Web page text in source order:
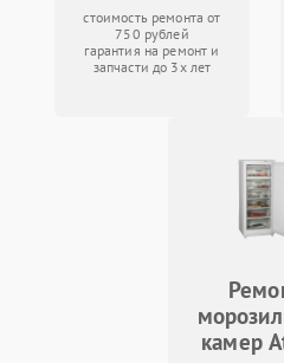
стоимость ремонта от
750 рублей
гарантия на ремонт и
запчасти до 3х лет
камер